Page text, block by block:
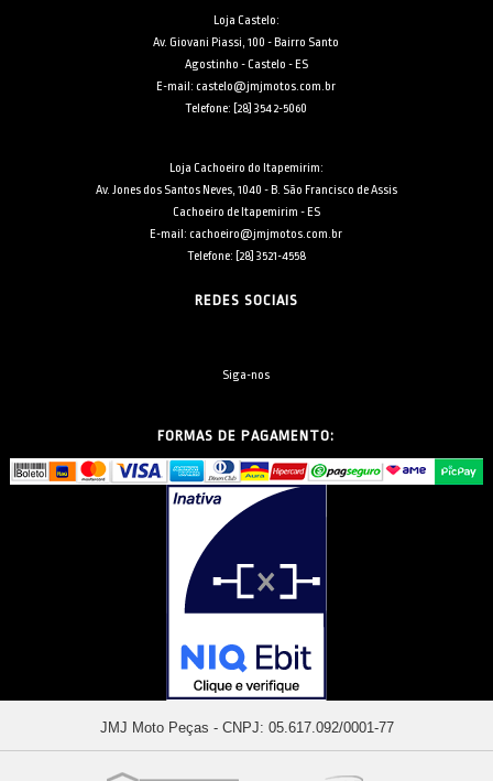
Loja Castelo:
Av. Giovani Piassi, 100 - Bairro Santo
Agostinho - Castelo - ES
E-mail: castelo@jmjmotos.com.br
Telefone: [28] 3542-5060
Loja Cachoeiro do Itapemirim:
Av. Jones dos Santos Neves, 1040 - B. São Francisco de Assis
Cachoeiro de Itapemirim - ES
E-mail: cachoeiro@jmjmotos.com.br
Telefone: [28] 3521-4558
REDES SOCIAIS
Siga-nos
FORMAS DE PAGAMENTO:
JMJ Moto Peças - CNPJ: 05.617.092/0001-77